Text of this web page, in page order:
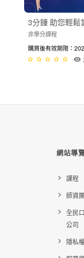
3分鐘 助您輕鬆
非學分課程
購買後有效期限：
網站導
課程
師資
全民
公司
隱私